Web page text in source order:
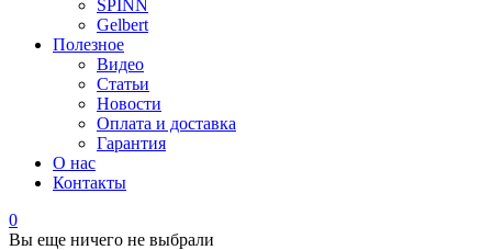
SPINN
Gelbert
Полезное
Видео
Статьи
Новости
Оплата и доставка
Гарантия
О нас
Контакты
0
Вы еще ничего не выбрали